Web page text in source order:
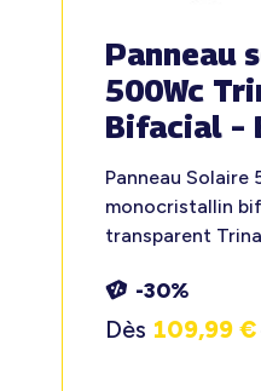
Panneau
500Wc
Bifacial –
Panneau Solaire
monocristallin
transparent
-30%
Dès 109,99€